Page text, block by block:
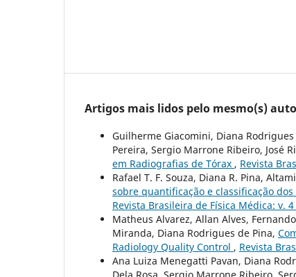
Artigos mais lidos pelo mesmo(s)
Guilherme Giacomini, Diana
Pereira, Sergio Marrone Ribeiro, José
em Radiografias de Tórax , Revista
Rafael T. F. Souza, Diana R. Pina,
sobre quantificação e classificação
Revista Brasileira de Física Médica: v.
Matheus Alvarez, Allan Alves,
Miranda, Diana Rodrigues de Pina,
Radiology Quality Control , Revista
Ana Luiza Menegatti Pavan, Diana
Dela Rosa, Sergio Marrone Ribeiro,